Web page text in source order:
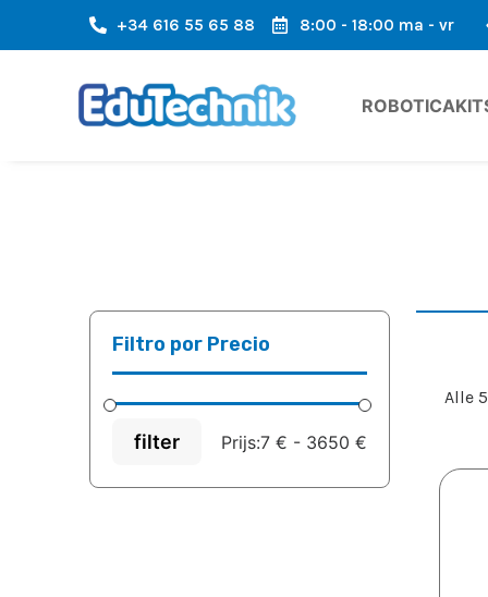
+34 616 55 65 88 8:00 - 18:00 ma - vr
EUROPESE GEBIED SNELLE VERZENDING, SNELLE
Filtro por Precio
filter Prijs:7 € - 3650 €
Alle